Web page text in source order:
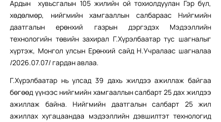
Ардын хувьсгалын 105 жилийн ой тохиолдуулан Гэр бүл,
хөдөлмөр, нийгмийн хамгааллын салбараас Нийгмийн
даатгалын ерөнхий газрын дэргэдэх Мэдээллийн
технологийн төвийн захирал Г.Хүрэлбаатар тус шагналыг
хүртэж, Монгол улсын Ерөнхий сайд Н.Учралаас шагналаа
/2026.07.07/ гардан авлаа.
Г.Хүрэлбаатар нь улсад 39 дахь жилдээ ажиллаж байгаа
бөгөөд үүнээс нийгмийн хамгааллын салбарт 25 дах жилдээ
ажиллаж байна. Нийгмийн даатгалын салбарт 25 жил
ажиллах хугацаандаа мэдээллийн дэвшилтэт технологид